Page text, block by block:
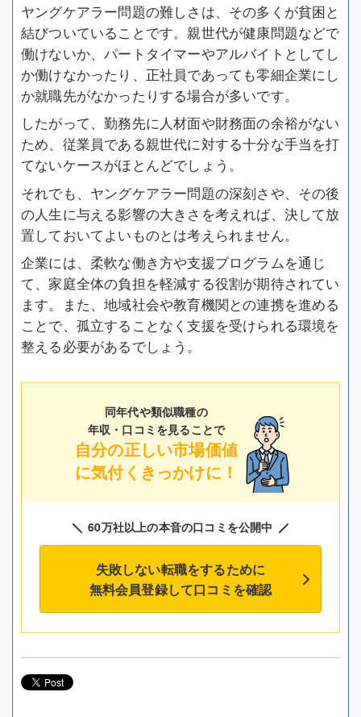
ヤングケアラー問題の難しさは、その多くが貧困と
結びついていることです。親世代が健康問題などで
働けないか、パートタイマーやアルバイトとしてし
か働けなかったり、正社員であっても零細企業にし
か就職先がなかったりする場合が多いです。
したがって、勤務先に人材面や財務面の余裕がない
ため、従業員である親世代に対する十分な手当を打
てないケースがほとんどでしょう。
それでも、ヤングケアラー問題の深刻さや、その後
の人生に与える影響の大きさを考えれば、決して放
置しておいてよいものとは考えられません。
企業には、柔軟な働き方や支援プログラムを通じ
て、家庭全体の負担を軽減する役割が期待されてい
ます。また、地域社会や教育機関との連携を進める
ことで、孤立することなく支援を受けられる環境を
整える必要があるでしょう。
同年代や類似職種の
年収・口コミを見ることで
自分の正しい市場価値
に気付くきっかけに！
60万社以上の本音の口コミを公開中
失敗しない転職をするために
無料会員登録して口コミを確認